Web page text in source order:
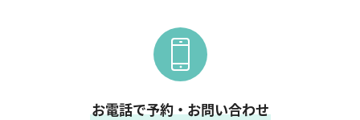
お電話で予約・お問い合わせ